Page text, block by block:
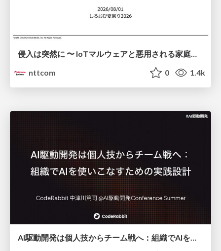
侵入は突然に 〜 IoTマルウェアと悪用される家庭の機器 ～ / When Intrusion Strikes: IoT Malware and the Abuse of Home Devices
nttcom
0 1.4k
AI駆動開発は個人技からチーム戦へ：組織でAIを使いこなすための実践設計